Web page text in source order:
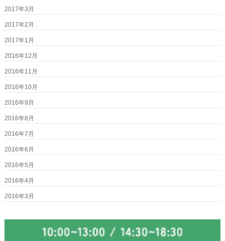
2017年3月
2017年2月
2017年1月
2016年12月
2016年11月
2016年10月
2016年9月
2016年8月
2016年7月
2016年6月
2016年5月
2016年4月
2016年3月